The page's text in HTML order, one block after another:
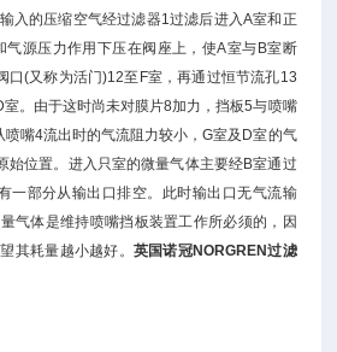
入的压缩空气经过滤器1过滤后进入A室和正
气源压力作用下压在阀座上，使A室与B室断
口(又称为活门)12至F室，再通过恒节流孔13
。由于这时尚未对膜片8加力，挡板5与喷嘴
嘴4流出时的气流阻力较小，G室及D室的气
始位置。进入只室的微量气体主要经B室通过
一部分从输出口排空。此时输出口无气流输
气体是维持喷嘴挡板装置工作所必须的，因
其耗量越小越好。 英国诺冠NORGREN过滤